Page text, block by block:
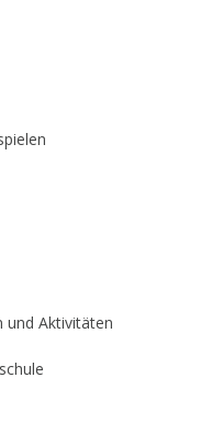
und Aktivitäten